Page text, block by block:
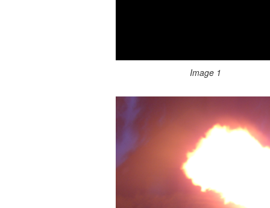
Image 1